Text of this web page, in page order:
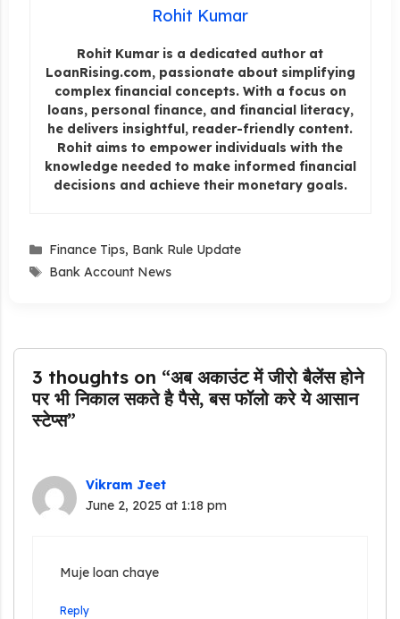
Rohit Kumar
Rohit Kumar is a dedicated author at
LoanRising.com, passionate about simplifying
complex financial concepts. With a focus on
loans, personal finance, and financial literacy,
he delivers insightful, reader-friendly content.
Rohit aims to empower individuals with the
knowledge needed to make informed financial
decisions and achieve their monetary goals.
Categories
Finance Tips, Bank Rule Update
Tags
Bank Account News
3 thoughts on “अब अकाउंट में जीरो बैलेंस होने
पर भी निकाल सकते है पैसे, बस फॉलो करे ये आसान
स्टेप्स”
Vikram Jeet
June 2, 2025 at 1:18 pm
Muje loan chaye
Reply